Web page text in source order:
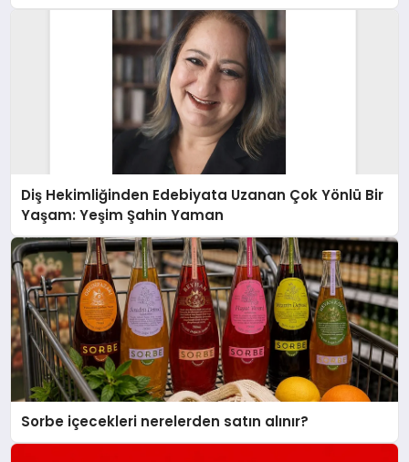
Diş Hekimliğinden Edebiyata Uzanan Çok Yönlü Bir
Yaşam: Yeşim Şahin Yaman
Sorbe içecekleri nerelerden satın alınır?